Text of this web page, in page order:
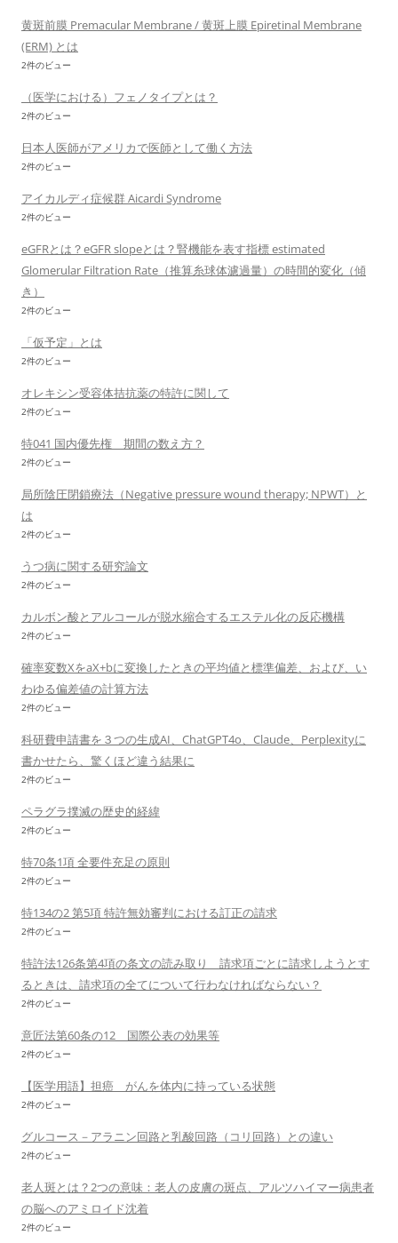
黄斑前膜 Premacular Membrane / 黄斑上膜 Epiretinal Membrane
(ERM) とは
2件のビュー
（医学における）フェノタイプとは？
2件のビュー
日本人医師がアメリカで医師として働く方法
2件のビュー
アイカルディ症候群 Aicardi Syndrome
2件のビュー
eGFRとは？eGFR slopeとは？腎機能を表す指標 estimated
Glomerular Filtration Rate（推算糸球体濾過量）の時間的変化（傾
き）
2件のビュー
「仮予定」とは
2件のビュー
オレキシン受容体拮抗薬の特許に関して
2件のビュー
特041 国内優先権 期間の数え方？
2件のビュー
局所陰圧閉鎖療法（Negative pressure wound therapy; NPWT）と
は
2件のビュー
うつ病に関する研究論文
2件のビュー
カルボン酸とアルコールが脱水縮合するエステル化の反応機構
2件のビュー
確率変数XをaX+bに変換したときの平均値と標準偏差、および、い
わゆる偏差値の計算方法
2件のビュー
科研費申請書を３つの生成AI、ChatGPT4o、Claude、Perplexityに
書かせたら、驚くほど違う結果に
2件のビュー
ペラグラ撲滅の歴史的経緯
2件のビュー
特70条1項 全要件充足の原則
2件のビュー
特134の2 第5項 特許無効審判における訂正の請求
2件のビュー
特許法126条第4項の条文の読み取り 請求項ごとに請求しようとす
るときは、請求項の全てについて行わなければならない？
2件のビュー
意匠法第60条の12 国際公表の効果等
2件のビュー
【医学用語】担癌 がんを体内に持っている状態
2件のビュー
グルコース－アラニン回路と乳酸回路（コリ回路）との違い
2件のビュー
老人斑とは？2つの意味：老人の皮膚の斑点、アルツハイマー病患者
の脳へのアミロイド沈着
2件のビュー